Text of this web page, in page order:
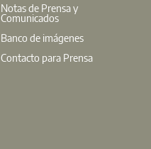
Notas de Prensa y
Comunicados
Banco de imágenes
Contacto para Prensa